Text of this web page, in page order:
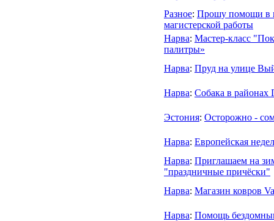
Разное: Прошу помощи в
магистерской работы
Нарва: Мастер-класс
палитры»
Нарва: Пруд на улице
Нарва: Собака в районах
Эстония: Осторожно -
Нарва: Европейская
Нарва: Приглашаем на
"праздничные причёски"
Нарва: Магазин ковров
Нарва: Помощь